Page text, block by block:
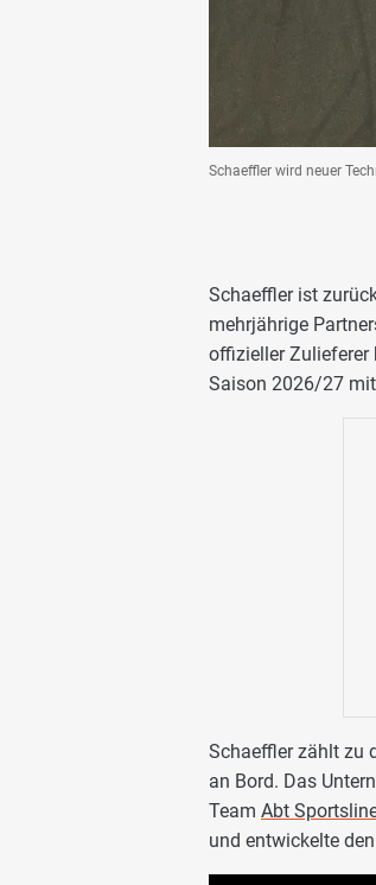
Schaeffler wird neuer
Schaeffler ist
mehrjährige
offizieller Zulieferer
Saison 2026/27
Schaeffler zählt zu
an Bord. Das
Team Abt
und entwickelte